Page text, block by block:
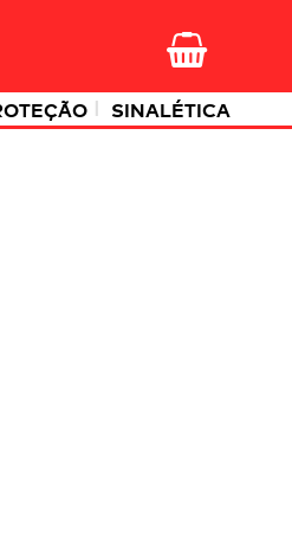
| SINALÉTICA